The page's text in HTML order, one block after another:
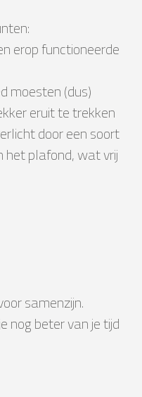
erop functioneerde
moesten (dus)
eruit te trekken
door een soort
plafond, wat vrij
samenzijn.
nog beter van je tijd